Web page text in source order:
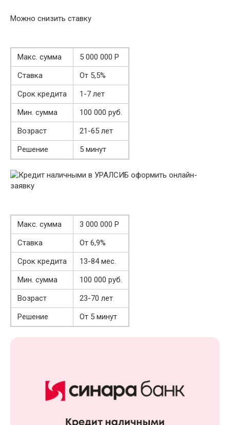
Можно снизить ставку
Макс. сумма
5 000 000 Р
Ставка
От 5,5%
Срок кредита
1-7 лет
Мин. сумма
100 000 руб.
Возраст
21-65 лет
Решение
5 минут
Макс. сумма
3 000 000 Р
Ставка
От 6,9%
Срок кредита
13-84 мес.
Мин. сумма
100 000 руб.
Возраст
23-70 лет
Решение
От 5 минут